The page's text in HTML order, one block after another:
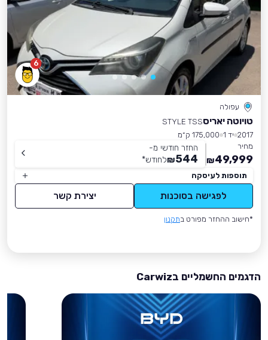
6
עפולה
טויוטה יאריסSTYLE TSS
2017 יד 1
175,000 ק״מ
מחיר
49,999
₪
החזר חודשי מ-
544
₪לחודש*
תוספות לעיסקה
לפגישה בסוכנות יצירת קשר
*חישוב ההחזר מפורט בתקנון
הדגמים החשמליים בCarwiz